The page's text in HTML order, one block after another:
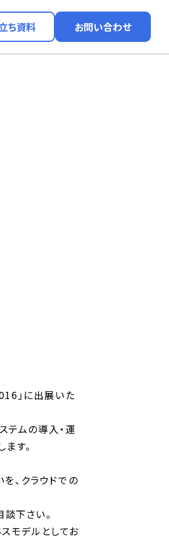
ち資料 お問い合わせ
」に出展いた
テムの導入・運
す。
、クラウドでの
下さい。
モデルとしてお